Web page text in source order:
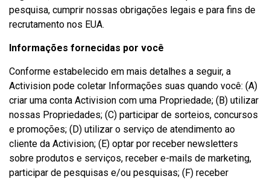
pesquisa, cumprir nossas obrigações legais e para fins de
recrutamento nos EUA.
Informações fornecidas por você
Conforme estabelecido em mais detalhes a seguir, a
Activision pode coletar Informações suas quando você: (A)
criar uma conta Activision com uma Propriedade; (B) utilizar
nossas Propriedades; (C) participar de sorteios, concursos
e promoções; (D) utilizar o serviço de atendimento ao
cliente da Activision; (E) optar por receber newsletters
sobre produtos e serviços, receber e-mails de marketing,
participar de pesquisas e/ou pesquisas; (F) receber